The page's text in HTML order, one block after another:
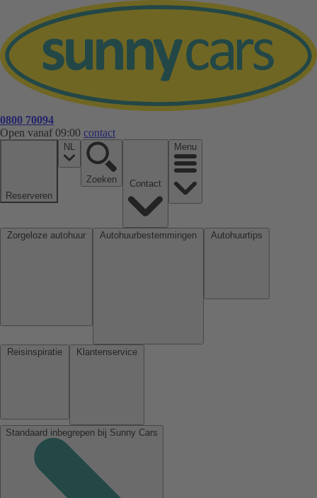
0800 70094
Open vanaf 09:00 contact
Reserveren
NL
Zoeken
Menu
Standaard inbegrepen bij Sunny Cars